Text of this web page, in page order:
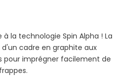
la technologie Spin Alpha ! La
cadre en graphite aux
pour imprégner facilement de